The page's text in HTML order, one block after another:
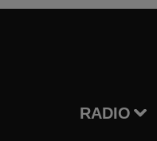
RADIO